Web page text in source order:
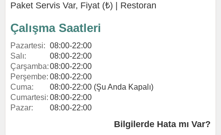
Paket Servis Var, Fiyat (₺) | Restoran
Çalışma Saatleri
Pazartesi: 08:00-22:00
Salı:
08:00-22:00
Çarşamba:08:00-22:00
Perşembe: 08:00-22:00
Cuma:
08:00-22:00 (Şu Anda Kapalı)
Cumartesi: 08:00-22:00
Pazar:
08:00-22:00
Bilgilerde Hata mı Var?